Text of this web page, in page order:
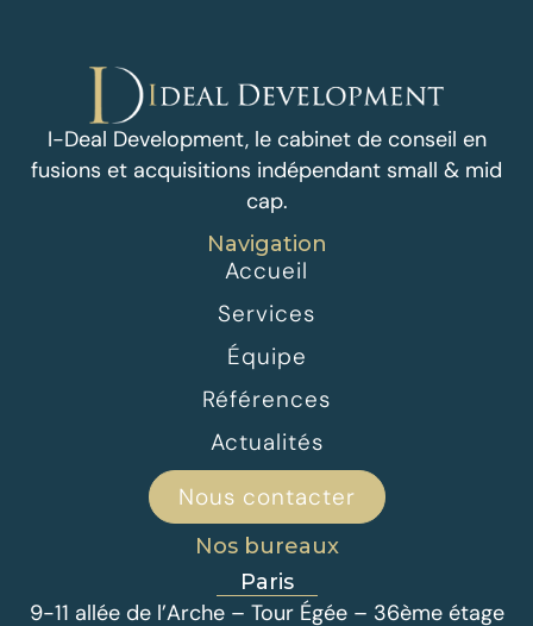
I-Deal Development, le cabinet de conseil en
fusions et acquisitions indépendant small & mid
cap.
Navigation
Accueil
Services
Équipe
Références
Actualités
Nous contacter
Nos bureaux
Paris
9-11 allée de l’Arche – Tour Égée – 36ème étage